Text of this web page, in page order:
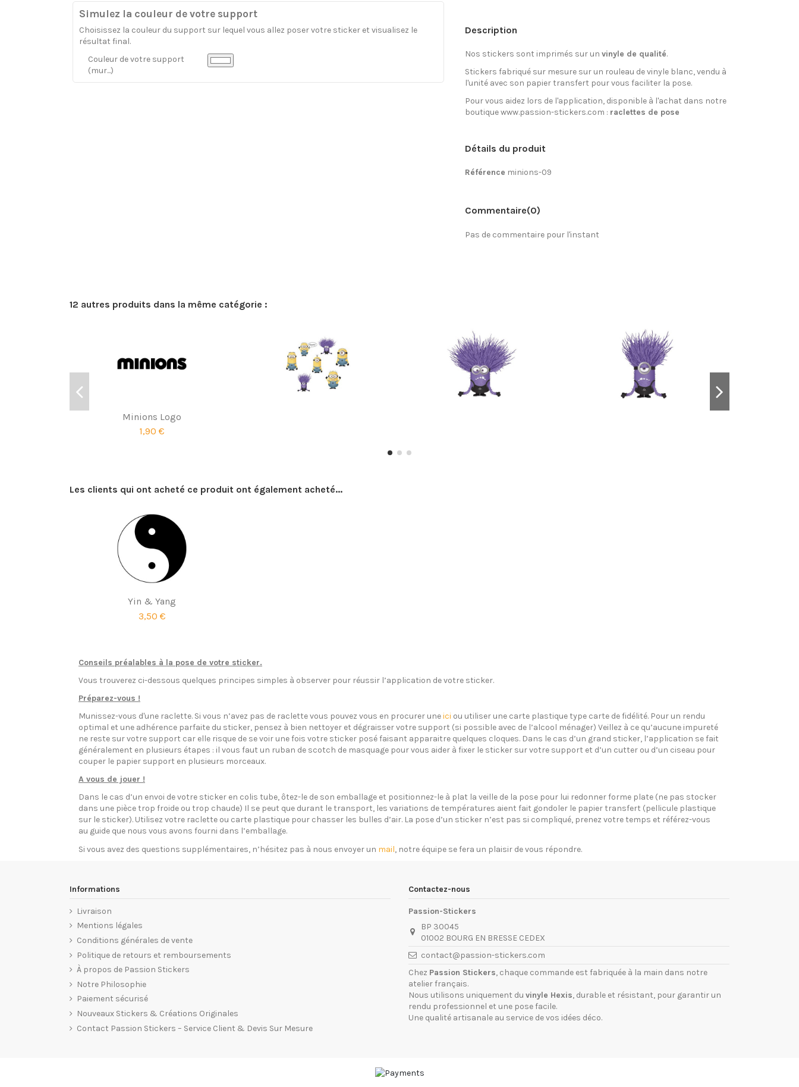
Simulez la couleur de votre support
Choisissez la couleur du support sur lequel vous allez poser votre sticker et visualisez le
résultat final.
Couleur de votre support
(mur...)
Description
Nos stickers sont imprimés sur un vinyle de qualité.
Stickers fabriqué sur mesure sur un rouleau de vinyle blanc, vendu à
l'unité avec son papier transfert pour vous faciliter la pose.
Pour vous aidez lors de l'application, disponible à l'achat dans notre
boutique www.passion-stickers.com : raclettes de pose
Détails du produit
Référence minions-09
Commentaire(0)
Pas de commentaire pour l'instant
12 autres produits dans la même catégorie :
Minions Logo
1,90 €
Les clients qui ont acheté ce produit ont également acheté...
Yin & Yang
3,50 €
Conseils préalables à la pose de votre sticker.
Vous trouverez ci-dessous quelques principes simples à observer pour réussir l’application de votre sticker.
Préparez-vous !
Munissez-vous d'une raclette. Si vous n’avez pas de raclette vous pouvez vous en procurer uneici ou utiliser une carte plastique type carte de fidélité. Pour un rendu
optimal et une adhérence parfaite du sticker, pensez à bien nettoyer et dégraisser votre support (si possible avec de l’alcool ménager) Veillez à ce qu’aucune impureté
ne reste sur votre support car elle risque de se voir une fois votre sticker posé faisant apparaitre quelques cloques. Dans le cas d’un grand sticker, l’application se fait
généralement en plusieurs étapes : il vous faut un ruban de scotch de masquage pour vous aider à fixer le sticker sur votre support et d’un cutter ou d’un ciseau pour
couper le papier support en plusieurs morceaux.
A vous de jouer !
Dans le cas d’un envoi de votre sticker en colis tube, ôtez-le de son emballage et positionnez-le à plat la veille de la pose pour lui redonner forme plate (ne pas stocker
dans une pièce trop froide ou trop chaude) Il se peut que durant le transport, les variations de températures aient fait gondoler le papier transfert (pellicule plastique
sur le sticker). Utilisez votre raclette ou carte plastique pour chasser les bulles d’air. La pose d’un sticker n’est pas si compliqué, prenez votre temps et référez-vous
au guide que nous vous avons fourni dans l’emballage.
Si vous avez des questions supplémentaires, n’hésitez pas à nous envoyer un mail, notre équipe se fera un plaisir de vous répondre.
Informations
Livraison
Mentions légales
Conditions générales de vente
Politique de retours et remboursements
À propos de Passion Stickers
Notre Philosophie
Paiement sécurisé
Nouveaux Stickers & Créations Originales
Contact Passion Stickers – Service Client & Devis Sur Mesure
Contactez-nous
Passion-Stickers
BP 30045
01002 BOURG EN BRESSE CEDEX
contact@passion-stickers.com
Chez Passion Stickers, chaque commande est fabriquée à la main dans notre
atelier français.
Nous utilisons uniquement du vinyle Hexis, durable et résistant, pour garantir un
rendu professionnel et une pose facile.
Une qualité artisanale au service de vos idées déco.